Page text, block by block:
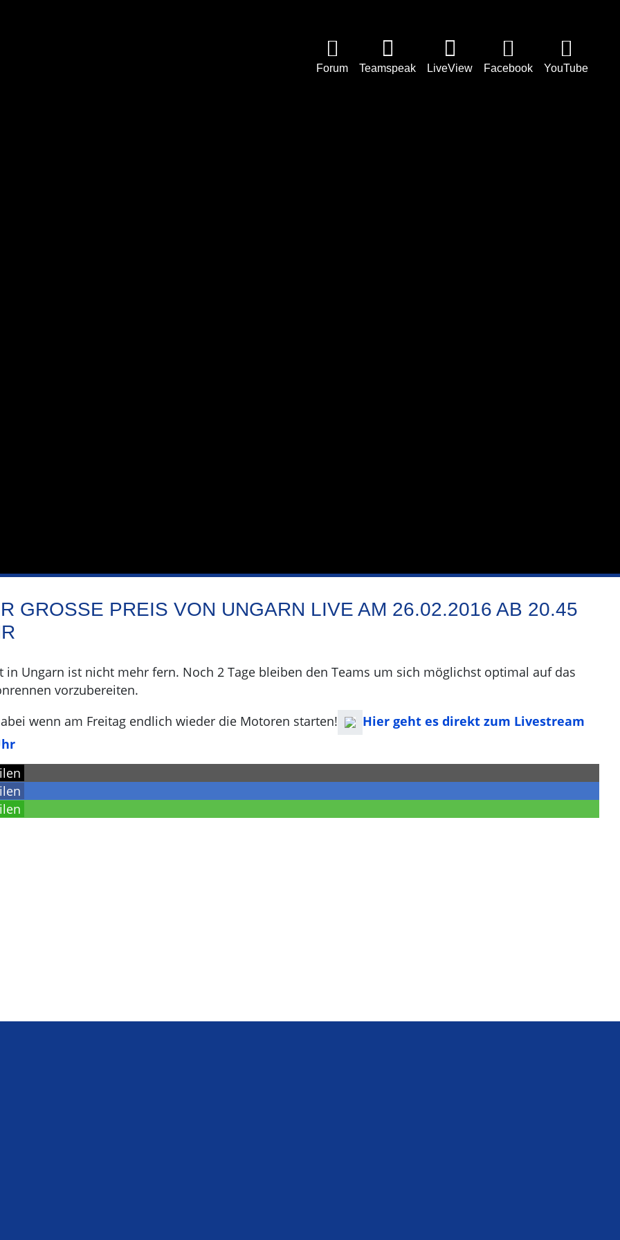
Forum Teamspeak LiveView Facebook YouTube
GROSSE PREIS VON UNGARN LIVE AM 26.02.2016 AB 20.45 U
in Ungarn ist nicht mehr fern. Noch 2 Tage bleiben den Teams um sich möglichst optimal auf das
vorzubereiten.
wenn am Freitag endlich wieder die Motoren starten!
Hier geht es direkt zum Livestream